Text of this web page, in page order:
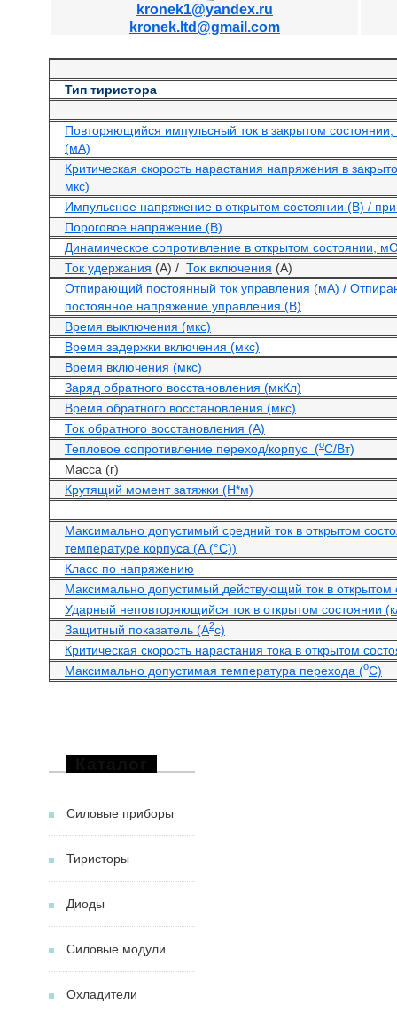
kronek1@yandex.ru
kronek.ltd@gmail.com
Тип тиристора
Повторяющийся импульсный ток в закрытом состоянии,
(мА)
Критическая скорость нарастания напряжения в
мкс)
Импульсное напряжение в открытом состоянии (В) /
Пороговое напряжение (В)
Динамическое сопротивление в открытом состоянии,
Ток удержания (А) / Ток включения (А)
Отпирающий постоянный ток управления (мА) /
постоянное напряжение управления (В)
Время выключения (мкс)
Время задержки включения (мкс)
Время включения (мкс)
Заряд обратного восстановления (мкКл)
Время обратного восстановления (мкс)
Ток обратного восстановления (А)
Тепловое сопротивление переход/корпус (oС/Вт)
Масса (г)
Крутящий момент затяжки (Н*м)
Максимально допустимый средний ток в открытом
температуре корпуса (А (°С))
Класс по напряжению
Максимально допустимый действующий ток в открытом
Ударный неповторяющийся ток в открытом состоянии
Защитный показатель (А2с)
Критическая скорость нарастания тока в открытом
Максимально допустимая температура перехода (oС)
Силовые приборы
Тиристоры
Диоды
Силовые модули
Охладители